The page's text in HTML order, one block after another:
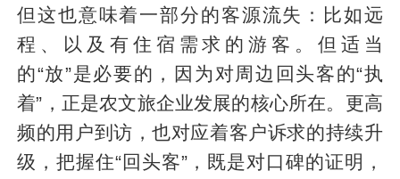
但这也意味着一部分的客源流失：比如远
程、以及有住宿需求的游客。但适当
的“放”是必要的，因为对周边回头客的“执
着”，正是农文旅企业发展的核心所在。更高
频的用户到访，也对应着客户诉求的持续升
级，把握住“回头客”，既是对口碑的证明，